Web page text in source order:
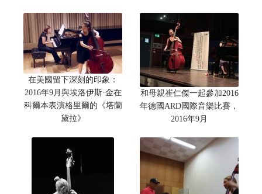
在美國留下深刻的印象：
2016年9月與埃洛伊斯·金在
科爾本表演格里爾的《塔蘭
黛拉》
和母親崔仁傑一起參加2016
年德國ARD國際音樂比賽，
2016年9月